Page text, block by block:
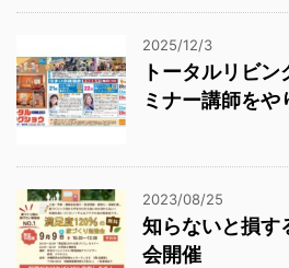
2025/12/3
トータルリビ
ミナー講師をや
2023/08/25
知らないと損す
会開催